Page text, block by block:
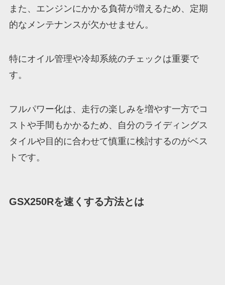
また、エンジンにかかる負荷が増えるため、定期
的なメンテナンスが欠かせません。
特にオイル管理や冷却系統のチェックは重要で
す。
フルパワー化は、走行の楽しみを増やす一方でコ
ストや手間もかかるため、自分のライディングス
タイルや目的に合わせて慎重に検討するのがベス
トです。
GSX250Rを速くする方法とは